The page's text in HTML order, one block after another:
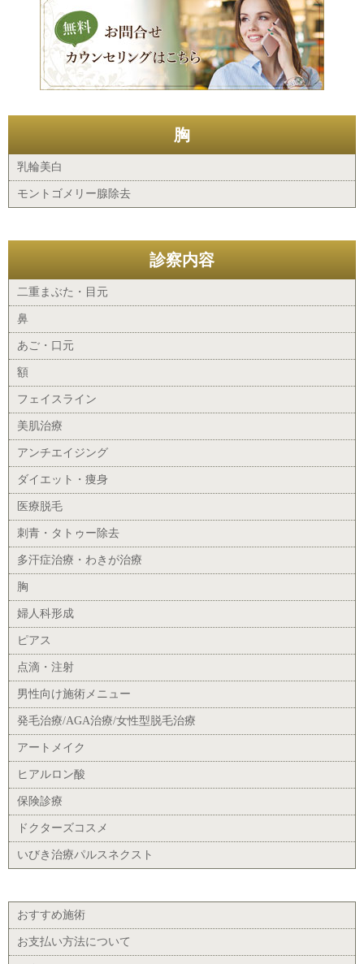
胸
乳輪美白
モントゴメリー腺除去
診察内容
二重まぶた・目元
鼻
あご・口元
額
フェイスライン
美肌治療
アンチエイジング
ダイエット・痩身
医療脱毛
刺青・タトゥー除去
多汗症治療・わきが治療
胸
婦人科形成
ピアス
点滴・注射
男性向け施術メニュー
発毛治療/AGA治療/女性型脱毛治療
アートメイク
ヒアルロン酸
保険診療
ドクターズコスメ
いびき治療パルスネクスト
おすすめ施術
お支払い方法について